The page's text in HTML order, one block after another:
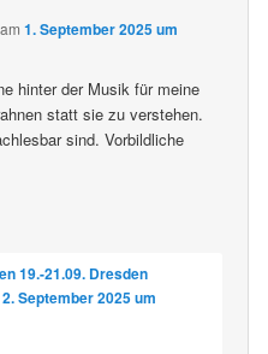
am1. September 2025 um
hinter der Musik für meine
statt sie zu verstehen.
sind. Vorbildliche
19.-21.09. Dresden
2. September 2025 um